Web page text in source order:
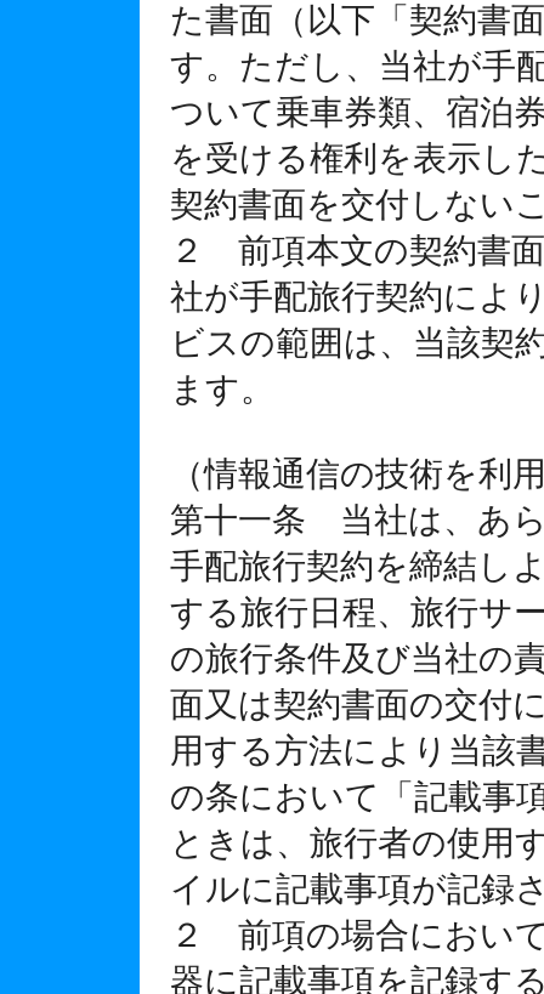
た書面（以下「契約書
す。ただし、当社が手
ついて乗車券類、宿泊
を受ける権利を表示し
契約書面を交付しない
２ 前項本文の契約書
社が手配旅行契約によ
ビスの範囲は、当該契
ます。
（情報通信の技術を利
第十一条 当社は、あ
手配旅行契約を締結し
する旅行日程、旅行サ
の旅行条件及び当社の
面又は契約書面の交付
用する方法により当該
の条において「記載事
ときは、旅行者の使用
イルに記載事項が記録
２ 前項の場合におい
器に記載事項を記録す